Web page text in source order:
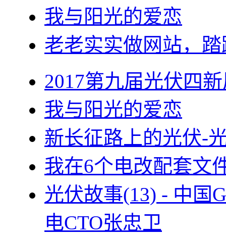
我与阳光的爱恋
老老实实做网站，
2017第九届光伏四
我与阳光的爱恋
新长征路上的光伏-
我在6个电改配套文
光伏故事(13) - 中国
电CTO张忠卫